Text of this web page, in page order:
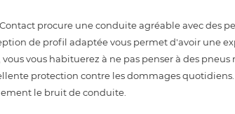
procure une conduite agréable avec des
de profil adaptée vous permet d'avoir une
vous habituerez à ne pas penser à des
protection contre les dommages
le bruit de conduite.